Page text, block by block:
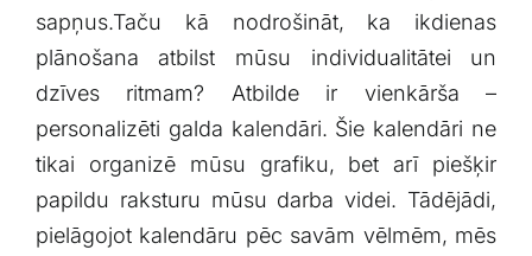
BUJ
Kontakti
Klientu portāls
sapņus.Taču kā nodrošināt, ​ka ikdienas
plānošana atbilst mūsu individualitātei un
dzīves ​ritmam? Atbilde ir vienkārša –
personalizēti galda⁢ kalendāri. Šie kalendāri ne
tikai organizē mūsu grafiku, bet ​arī piešķir
papildu raksturu⁢ mūsu darba videi.​ Tādējādi,
pielāgojot kalendāru ⁢pēc savām vēlmēm, mēs